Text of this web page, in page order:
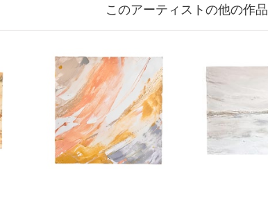
このアーティストの他の作品